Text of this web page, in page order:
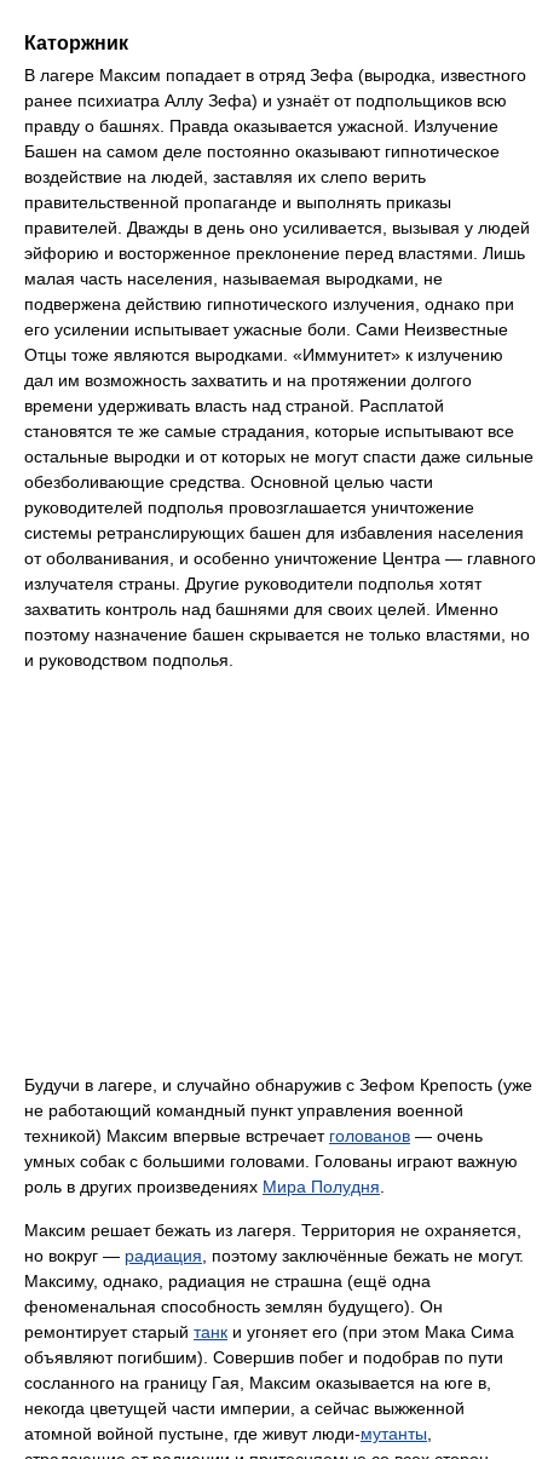
Каторжник
В лагере Максим попадает в отряд Зефа (выродка, известного
ранее психиатра Аллу Зефа) и узнаёт от подпольщиков всю
правду о башнях. Правда оказывается ужасной. Излучение
Башен на самом деле постоянно оказывают гипнотическое
воздействие на людей, заставляя их слепо верить
правительственной пропаганде и выполнять приказы
правителей. Дважды в день оно усиливается, вызывая у людей
эйфорию и восторженное преклонение перед властями. Лишь
малая часть населения, называемая выродками, не
подвержена действию гипнотического излучения, однако при
его усилении испытывает ужасные боли. Сами Неизвестные
Отцы тоже являются выродками. «Иммунитет» к излучению
дал им возможность захватить и на протяжении долгого
времени удерживать власть над страной. Расплатой
становятся те же самые страдания, которые испытывают все
остальные выродки и от которых не могут спасти даже сильные
обезболивающие средства. Основной целью части
руководителей подполья провозглашается уничтожение
системы ретранслирующих башен для избавления населения
от оболванивания, и особенно уничтожение Центра — главного
излучателя страны. Другие руководители подполья хотят
захватить контроль над башнями для своих целей. Именно
поэтому назначение башен скрывается не только властями, но
и руководством подполья.
Будучи в лагере, и случайно обнаружив с Зефом Крепость (уже
не работающий командный пункт управления военной
техникой) Максим впервые встречает голованов — очень
умных собак с большими головами. Голованы играют важную
роль в других произведениях Мира Полудня
Максим решает бежать из лагеря. Территория не охраняется,
но вокруг — радиация , поэтому заключённые бежать не могут.
Максиму, однако, радиация не страшна (ещё одна
феноменальная способность землян будущего). Он
ремонтирует старый танк и угоняет его (при этом Мака Сима
объявляют погибшим). Совершив побег и подобрав по пути
сосланного на границу Гая, Максим оказывается на юге в,
некогда цветущей части империи, а сейчас выжженной
атомной войной пустыне, где живут люди-мутанты